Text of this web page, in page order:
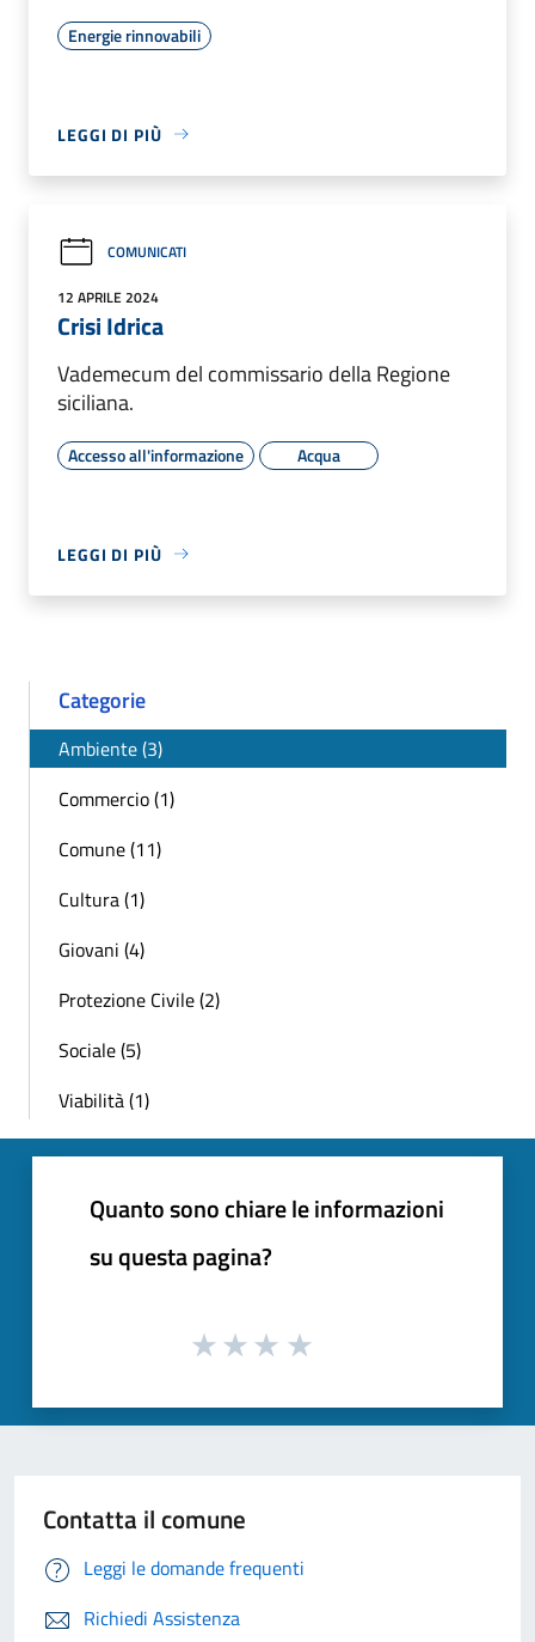
Energie rinnovabili
LEGGI DI PIÙ
COMUNICATI
12 APRILE 2024
Crisi Idrica
Vademecum del commissario della Regione
siciliana.
Accesso all'informazione Acqua
LEGGI DI PIÙ
Categorie
Ambiente (3)
Commercio (1)
Comune (11)
Cultura (1)
Giovani (4)
Protezione Civile (2)
Sociale (5)
Viabilità (1)
Quanto sono chiare le informazioni
su questa pagina?
Contatta il comune
Leggi le domande frequenti
Richiedi Assistenza